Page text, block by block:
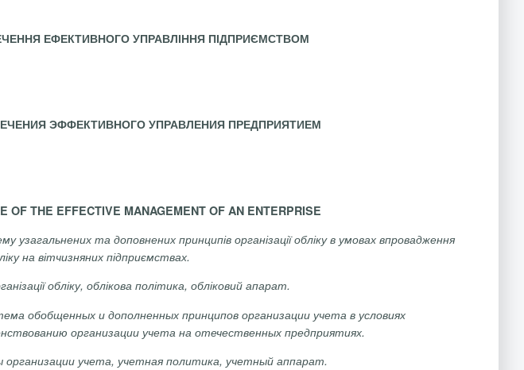
ЕФЕКТИВНОГО УПРАВЛІННЯ ПІДПРИЄМСТВОМ
ЭФФЕКТИВНОГО УПРАВЛЕНИЯ ПРЕДПРИЯТИЕМ
OF THE EFFECTIVE MANAGEMENT OF AN ENTERPRISE
узагальнених та доповнених принципів організації обліку в умовах впровадження
на вітчизняних підприємствах.
обліку, облікова політика, обліковий апарат.
обобщенных и дополненных принципов организации учета в условиях
организации учета на отечественных предприятиях.
учета, учетная политика, учетный аппарат.